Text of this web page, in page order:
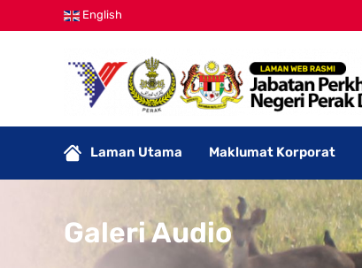
English
Laman Utama Maklumat Korporat
Galeri Audio